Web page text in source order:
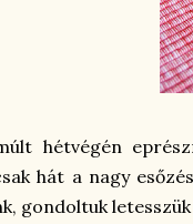
hétvégén
hát a nagy
gondoltuk